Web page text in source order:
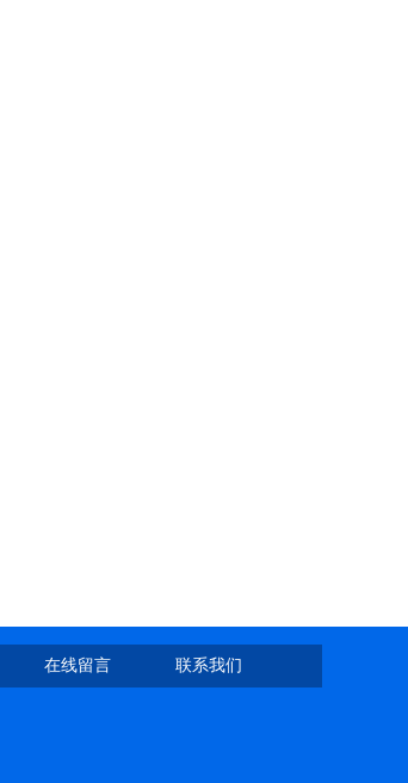
在线留言 联系我们